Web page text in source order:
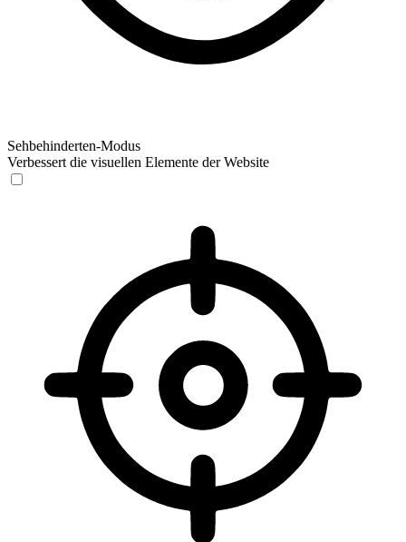
Sehbehinderten-Modus
Verbessert die visuellen Elemente der Website